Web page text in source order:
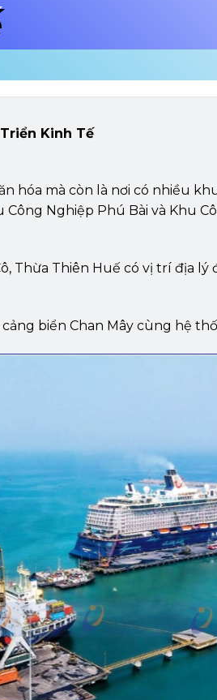
Kinh Tế
hóa mà còn là nơi có nhiều
Nghiệp Phú Bài và Khu
Thừa Thiên Huế có vị trí địa
biển Chan Mây cùng hệ